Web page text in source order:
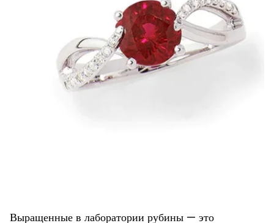
Выращенные в лаборатории рубины — это